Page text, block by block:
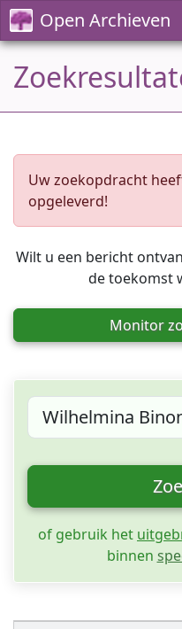
Open Archieven
Uw zoekopdracht
opgeleverd!
Wilt u een bericht
de toekomst
Monitor
of gebruik het
binnen